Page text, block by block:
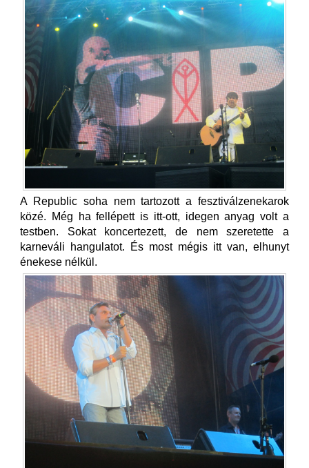
A Republic soha nem tartozott a fesztiválzenekarok
közé. Még ha fellépett is itt-ott, idegen anyag volt a
testben. Sokat koncertezett, de nem szeretette a
karneváli hangulatot. És most mégis itt van, elhunyt
énekese nélkül.